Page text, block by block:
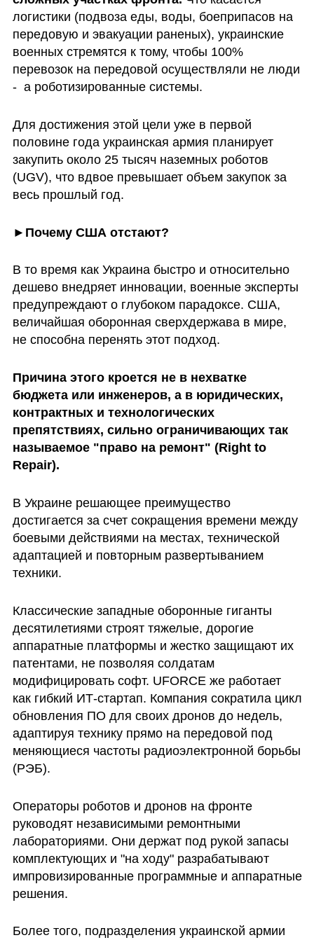
логистики (подвоза еды, воды, боеприпасов на
передовую и эвакуации раненых), украинские
военных стремятся к тому, чтобы 100%
перевозок на передовой осуществляли не люди
-  а роботизированные системы.
Для достижения этой цели уже в первой
половине года украинская армия планирует
закупить около 25 тысяч наземных роботов
(UGV), что вдвое превышает объем закупок за
весь прошлый год.
►Почему США отстают?
В то время как Украина быстро и относительно
дешево внедряет инновации, военные эксперты
предупреждают о глубоком парадоксе. США,
величайшая оборонная сверхдержава в мире,
не способна перенять этот подход.
Причина этого кроется не в нехватке
бюджета или инженеров, а в юридических,
контрактных и технологических
препятствиях, сильно ограничивающих так
называемое "право на ремонт" (Right to
Repair).
В Украине решающее преимущество
достигается за счет сокращения времени между
боевыми действиями на местах, технической
адаптацией и повторным развертыванием
техники.
Классические западные оборонные гиганты
десятилетиями строят тяжелые, дорогие
аппаратные платформы и жестко защищают их
патентами, не позволяя солдатам
модифицировать софт. UFORCE же работает
как гибкий ИТ-стартап. Компания сократила цикл
обновления ПО для своих дронов до недель,
адаптируя технику прямо на передовой под
меняющиеся частоты радиоэлектронной борьбы
(РЭБ).
Операторы роботов и дронов на фронте
руководят независимыми ремонтными
лабораториями. Они держат под рукой запасы
комплектующих и "на ходу" разрабатывают
импровизированные программные и аппаратные
решения.
Более того, подразделения украинской армии